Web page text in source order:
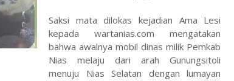
Saksi mata dilokas kejadian Ama Lesi
kepadawartanias.com mengatakan
bahwa awalnya mobil dinas milik Pemkab
Nias melaju dari arah Gunungsitoli
menuju Nias Selatan dengan lumayan